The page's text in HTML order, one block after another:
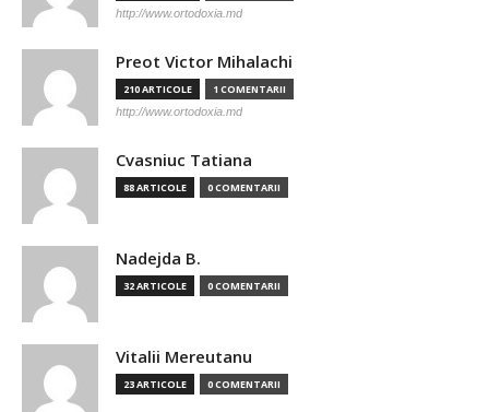
http://www.ortodoxia.md
Preot Victor Mihalachi
210 ARTICOLE 1 COMENTARII
http://www.ortodoxia.md
Cvasniuc Tatiana
88 ARTICOLE 0 COMENTARII
Nadejda B.
32 ARTICOLE 0 COMENTARII
Vitalii Mereutanu
23 ARTICOLE 0 COMENTARII